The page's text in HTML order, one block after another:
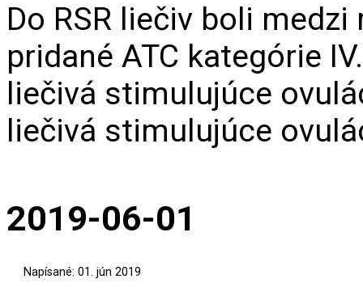
Do RSR liečiv boli
pridané ATC kategórie
liečivá stimulujúce
liečivá stimulujúce
2019-06-01
Napísané: 01. jún 2019